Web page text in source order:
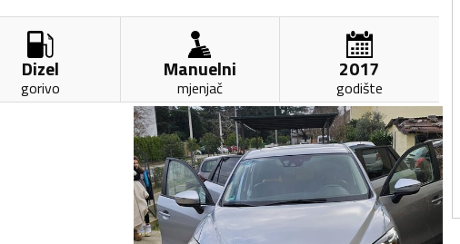
Dizel
gorivo
Manuelni
mjenjač
2017
godište